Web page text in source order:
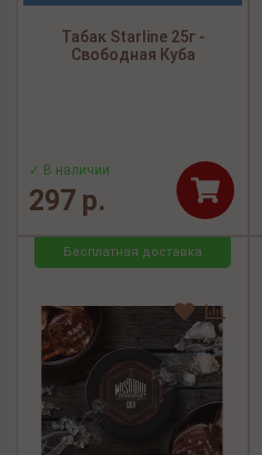
Табак Starline 25г -
Свободная Куба
✓ В наличии
297 р.
Бесплатная доставка